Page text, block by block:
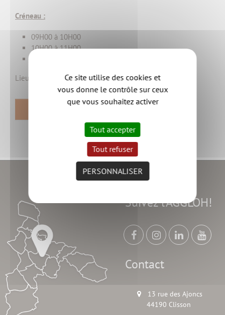
Créneau :
09H00 à 10H00
10H00 à 11H00
Lieu : L'alter éco - 11 rue des Ajoncs - 44190 CLISSON
Suivez l'AGGLOH!
Contact
13 rue des Ajoncs
44190 Clisson
Ce site utilise des cookies et
vous donne le contrôle sur ceux
que vous souhaitez activer
Tout accepter
Tout refuser
PERSONNALISER